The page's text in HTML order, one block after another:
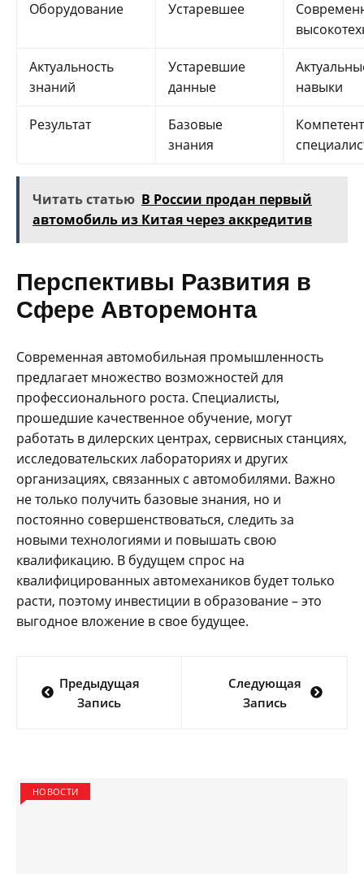
Оборудование Устаревшее
Актуальность
знаний
Устаревшие
данные
навыки
Результат
Базовые
знания
Читать статью В России продан первый
автомобиль из Китая через аккредитив
Перспективы Развития в
Сфере Авторемонта
Современная автомобильная промышленность
предлагает множество возможностей для
профессионального роста. Специалисты,
прошедшие качественное обучение, могут
работать в дилерских центрах, сервисных станциях,
исследовательских лабораториях и других
организациях, связанных с автомобилями. Важно
не только получить базовые знания, но и
постоянно совершенствоваться, следить за
новыми технологиями и повышать свою
квалификацию. В будущем спрос на
квалифицированных автомехаников будет только
расти, поэтому инвестиции в образование – это
выгодное вложение в свое будущее.
по
Предыдущая
Запись
Следующая
Запись
НОВОСТИ